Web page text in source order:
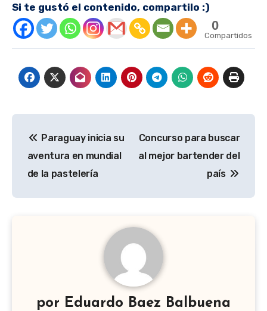
Si te gustó el contenido, compartilo :)
0
Compartidos
de
entradas
Paraguay inicia su
aventura en mundial
de la pastelería
Concurso para buscar
al mejor bartender del
país
por Eduardo Baez Balbuena